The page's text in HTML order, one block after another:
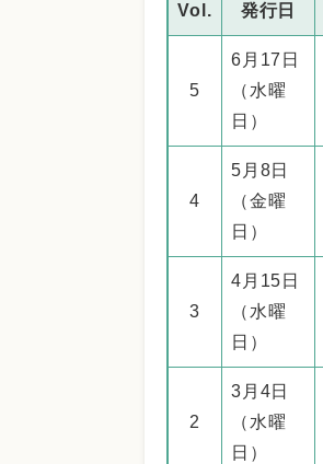
Vol. 発行日
5
6月17日
（水曜
日）
4
5月8日
（金曜
日）
3
4月15日
（水曜
日）
2
3月4日
（水曜
日）